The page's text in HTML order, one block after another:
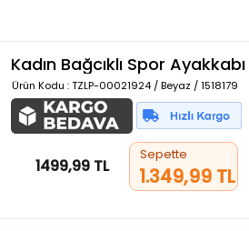
Kadın Bağcıklı Spor Ayakkabı
Ürün Kodu : TZLP-00021924 / Beyaz / 1518179
1499,99 TL
Sepette
1.349,99 TL